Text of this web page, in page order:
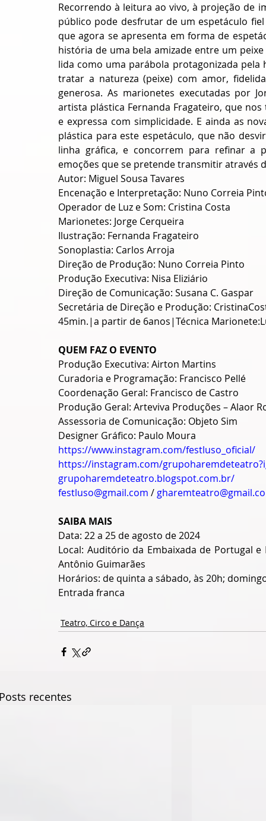
Recorrendo à leitura ao vivo, à projeção de
público pode desfrutar de um espetáculo
que agora se apresenta em forma de
história de uma bela amizade entre um
lida como uma parábola protagonizada pela
tratar a natureza (peixe) com amor,
generosa. As marionetes executadas por
artista plástica Fernanda Fragateiro, que
e expressa com simplicidade. E ainda as
plástica para este espetáculo, que não
linha gráfica, e concorrem para refinar a
emoções que se pretende transmitir através
Autor: Miguel Sousa Tavares
Encenação e Interpretação: Nuno Correia
Operador de Luz e Som: Cristina Costa
Marionetes: Jorge Cerqueira
Ilustração: Fernanda Fragateiro
Sonoplastia: Carlos Arroja
Direção de Produção: Nuno Correia Pinto
Produção Executiva: Nisa Eliziário
Direção de Comunicação: Susana C. Gaspar
Secretária de Direção e Produção:
45min.|a partir de 6anos|Técnica
QUEM FAZ O EVENTO
Produção Executiva: Airton Martins
Curadoria e Programação: Francisco Pellé
Coordenação Geral: Francisco de Castro
Produção Geral: Arteviva Produções – Alaor
Assessoria de Comunicação: Objeto Sim
Designer Gráfico: Paulo Moura
https://www.instagram.com/festluso_oficial/
https://instagram.com/
grupoharemdeteatro.blogspot.com.br/
festluso@gmail.com /
SAIBA MAIS
Data: 22 a 25 de agosto de 2024
Local: Auditório da Embaixada de Portugal
Antônio Guimarães
Horários: de quinta a sábado, às 20h;
Entrada franca
Teatro, Circo e Dança
recentes